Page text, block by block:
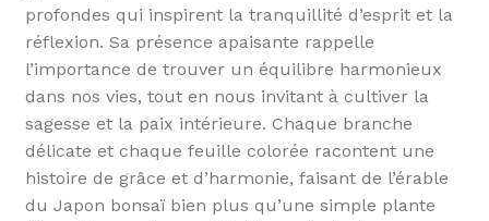
profondes qui inspirent la tranquillité d’esprit et la
réflexion. Sa présence apaisante rappelle
l’importance de trouver un équilibre harmonieux
dans nos vies, tout en nous invitant à cultiver la
sagesse et la paix intérieure. Chaque branche
délicate et chaque feuille colorée racontent une
histoire de grâce et d’harmonie, faisant de l’érable
du Japon bonsaï bien plus qu’une simple plante